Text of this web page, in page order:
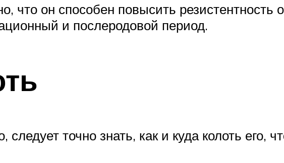
что он способен повысить резистентность
и послеродовой период.
точно знать, как и куда колоть его,